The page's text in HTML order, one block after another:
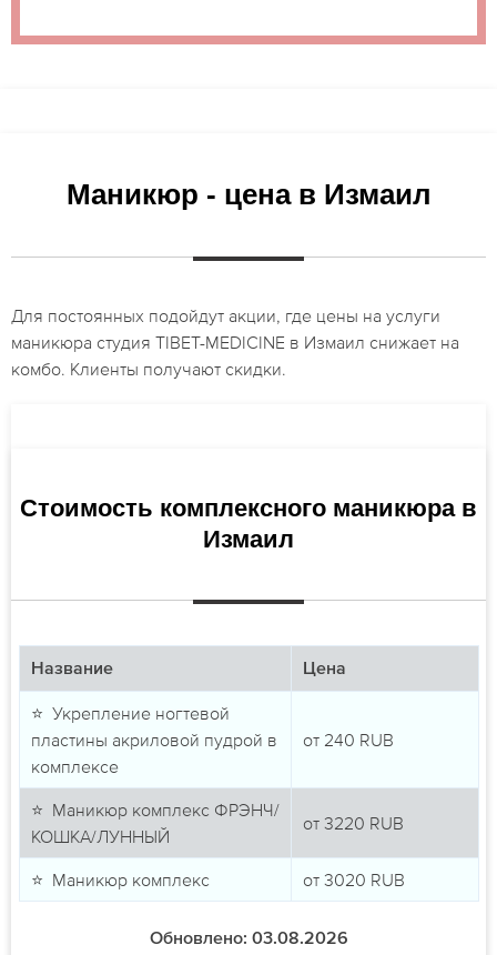
Маникюр - цена в Измаил
Для постоянных подойдут акции, где цены на услуги
маникюра студия TIBET-MEDICINE в Измаил снижает на
комбо. Клиенты получают скидки.
Стоимость комплексного маникюра в
Измаил
Название Цена
⭐ Укрепление ногтевой
пластины акриловой пудрой в
комплексе
от 240 RUB
⭐ Маникюр комплекс ФРЭНЧ/
КОШКА/ЛУННЫЙ
от 3220 RUB
⭐ Маникюр комплекс от 3020 RUB
Обновлено: 03.08.2026